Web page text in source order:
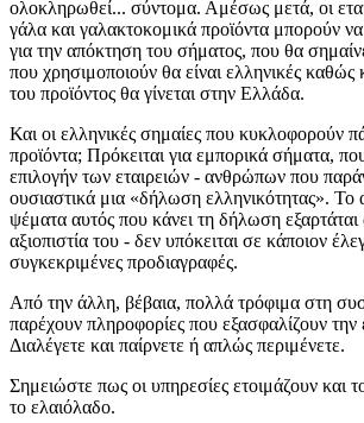
ολοκληρωθεί... σύντομα. Αμέσως μετά, οι
γάλα και γαλακτοκομικά προϊόντα μπορούν
για την απόκτηση του σήματος, που θα
που χρησιμοποιούν θα είναι ελληνικές καθώς
του προϊόντος θα γίνεται στην Ελλάδα.
Και οι ελληνικές σημαίες που κυκλοφορούν
προϊόντα; Πρόκειται για εμπορικά σήματα,
επιλογήν των εταιρειών - ανθρώπων που
ουσιαστικά μια «δήλωση ελληνικότητας». Το
ψέματα αυτός που κάνει τη δήλωση εξαρτάται
αξιοπιστία του - δεν υπόκειται σε κάποιον
συγκεκριμένες προδιαγραφές.
Από την άλλη, βέβαια, πολλά τρόφιμα στη
παρέχουν πληροφορίες που εξασφαλίζουν την
Διαλέγετε και παίρνετε ή απλώς περιμένετε.
Σημειώστε πως οι υπηρεσίες ετοιμάζουν και
το ελαιόλαδο.